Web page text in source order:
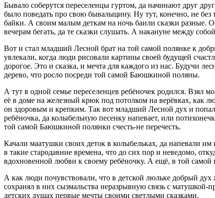
Бывало соберутся переселенцы гуртом, да начинают друг
было поведать про свою бывальщину. Ну тут, конечно, не без
байки. А своим малым деткам на ночь баили сказки разные.
вечерам бегать, да те сказки слушать. А накануне между
Вот и стал младший Лесной брат на той самой полянке к
увлекали, когда люди рисовали картины своей будущей
дорогое. Это и сказка, и мечта для каждого из нас. Будучи
дерево, что росло посреди той самой Баюшкиной поляны.
А тут в одной семье переселенцев ребёночек родился. Взял
её в доме на железный крюк под потолком на верёвках, как
он здоровым и крепким. Так вот младший Лесной дух и
ребёночка, да колыбельную песенку напевает, или
той самой Баюшкиной полянки счесть-не перечесть.
Качали маатушки своих деток в колыбельках, да напевали
в такие стародавние времена, что до сих пор и неведомо,
вдохновенной любви к своему ребёночку. А ещё, в той
А как люди почувствовали, что в детской люльке добрый
сохранял в них сызмальства неразрывную связь с
детских душах первые мечты своими светлыми сказками.